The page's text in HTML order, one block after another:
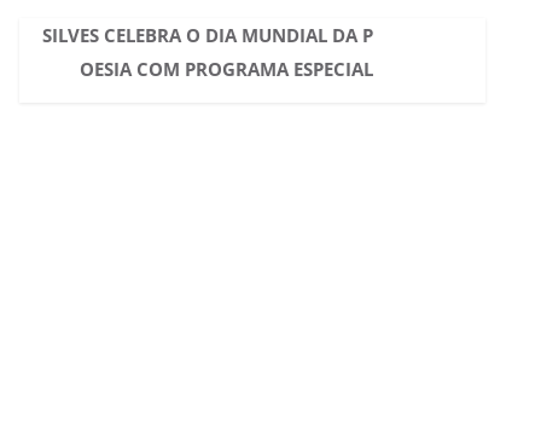
SILVES CELEBRA O DIA MUNDIAL DA P
OESIA COM PROGRAMA ESPECIAL